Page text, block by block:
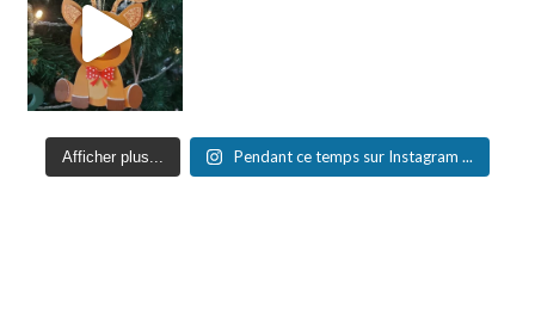
Afficher plus... Pendant ce temps sur Instagram ...